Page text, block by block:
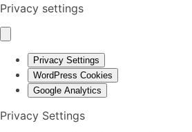
Privacy settings
Privacy Settings
WordPress Cookies
Google Analytics
Privacy Settings